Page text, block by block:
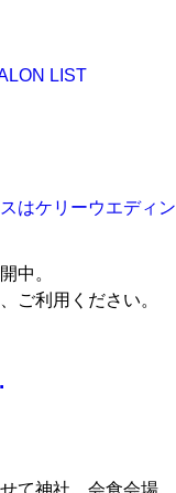
LIST
はケリーウエディ
中。
ご利用ください。
て神社、会食会場